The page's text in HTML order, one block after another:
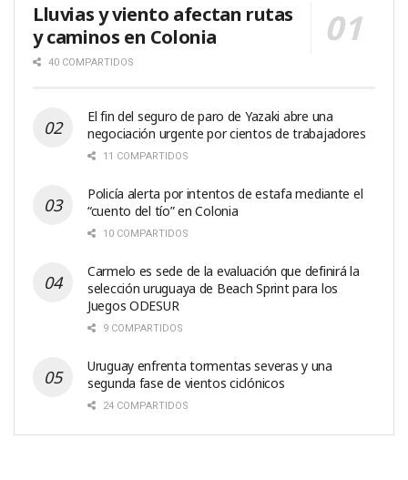
Lluvias y viento afectan rutas
y caminos en Colonia
40 COMPARTIDOS
El fin del seguro de paro de Yazaki abre una
negociación urgente por cientos de trabajadores
11 COMPARTIDOS
Policía alerta por intentos de estafa mediante el
“cuento del tío” en Colonia
10 COMPARTIDOS
Carmelo es sede de la evaluación que definirá la
selección uruguaya de Beach Sprint para los
Juegos ODESUR
9 COMPARTIDOS
Uruguay enfrenta tormentas severas y una
segunda fase de vientos ciclónicos
24 COMPARTIDOS